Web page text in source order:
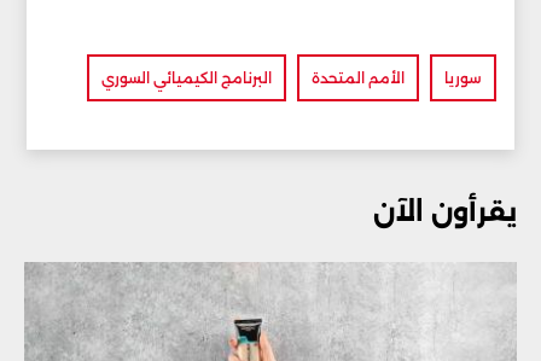
سوريا الأمم المتحدة البرنامج الكيميائي السوري
يقرأون الآن